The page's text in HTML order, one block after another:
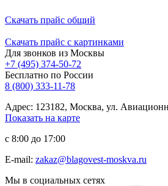
Скачать прайс общий
Скачать прайс с картинками
Для звонков из Москвы
+7 (495) 374-50-72
Бесплатно по России
8 (800) 333-11-78
Адрес: 123182, Москва, ул.
Показать на карте
с 8:00 до 17:00
E-mail: zakaz@blagovest-moskva.ru
Мы в социальных сетях